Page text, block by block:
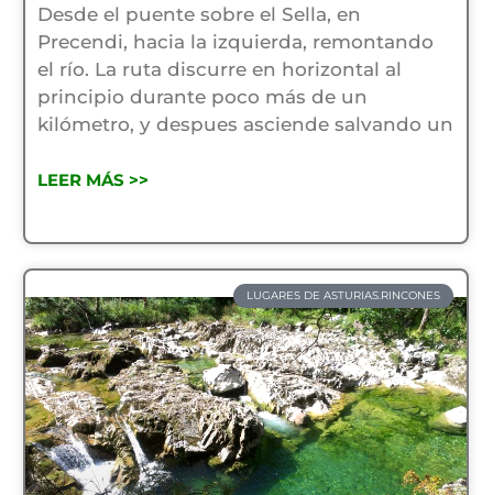
Desde el puente sobre el Sella, en
Precendi, hacia la izquierda, remontando
el río. La ruta discurre en horizontal al
principio durante poco más de un
kilómetro, y despues asciende salvando un
LEER MÁS >>
LUGARES DE ASTURIAS.RINCONES